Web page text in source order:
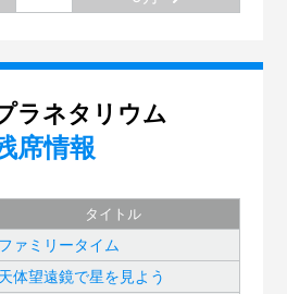
ラネタリウム
席情報
タイトル
ファミリータイム
天体望遠鏡で星を見よう